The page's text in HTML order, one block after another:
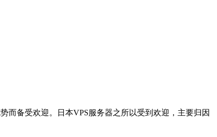
备受欢迎。日本VPS服务器之所以受到欢迎，主要归因